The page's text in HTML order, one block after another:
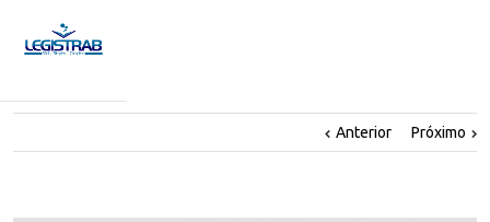
Anterior Próximo